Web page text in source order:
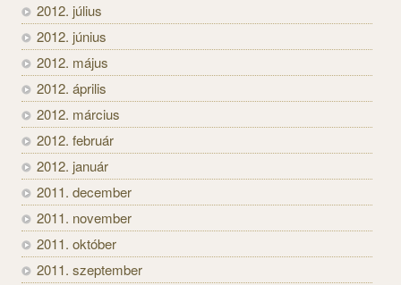
2012. július
2012. június
2012. május
2012. április
2012. március
2012. február
2012. január
2011. december
2011. november
2011. október
2011. szeptember